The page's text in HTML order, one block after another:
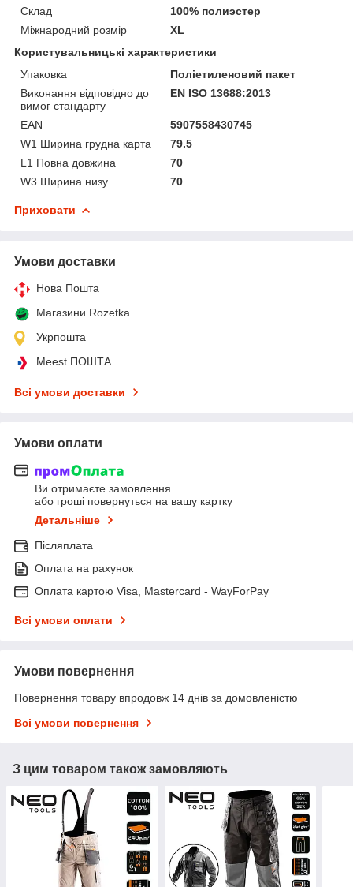
Склад
100% полиэстер
Міжнародний розмір
XL
Користувальницькі характеристики
Упаковка
Поліетиленовий пакет
Виконання відповідно до
вимог стандарту
EN ISO 13688:2013
EAN
5907558430745
W1 Ширина грудна карта
79.5
L1 Повна довжина
70
W3 Ширина низу
70
Приховати
Умови доставки
Нова Пошта
Магазини Rozetka
Укрпошта
Meest ПОШТА
Всі умови доставки
Умови оплати
Ви отримаєте замовлення
або гроші повернуться на вашу картку
Детальніше
Післяплата
Оплата на рахунок
Оплата картою Visa, Mastercard - WayForPay
Всі умови оплати
Умови повернення
Повернення товару впродовж 14 днів за домовленістю
Всі умови повернення
З цим товаром також замовляють